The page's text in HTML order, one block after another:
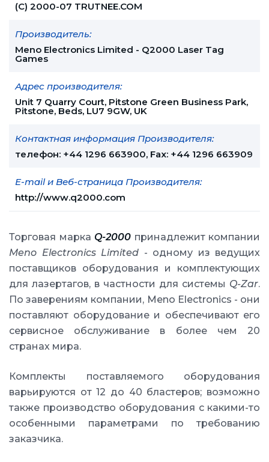
(С) 2000-07 TRUTNEE.COM
Производитель:
Meno Electronics Limited - Q2000 Laser Tag
Games
Адрес производителя:
Unit 7 Quarry Court, Pitstone Green Business Park,
Pitstone, Beds, LU7 9GW, UK
Контактная информация Производителя:
телефон: +44 1296 663900, Fax: +44 1296 663909
E-mail и Веб-страница Производителя:
http://www.q2000.com
Торговая марка Q-2000 принадлежит компании
Meno Electronics Limited - одному из ведущих
поставщиков оборудования и комплектующих
для лазертагов, в частности для системы Q-Zar.
По заверениям компании, Meno Electronics - они
поставляют оборудование и обеспечивают его
сервисное обслуживание в более чем 20
странах мира.
Комплекты поставляемого оборудования
варьируются от 12 до 40 бластеров; возможно
также производство оборудования с какими-то
особенными параметрами по требованию
заказчика.